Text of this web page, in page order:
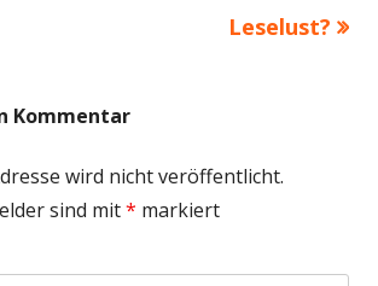
Nächster
Leselust?
Kommentar
wird nicht veröffentlicht.
sind mit* markiert